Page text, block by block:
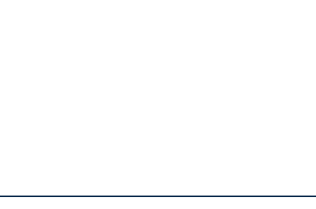
旬にかけてで、海と山と花が織りなす絶景が訪れる人を